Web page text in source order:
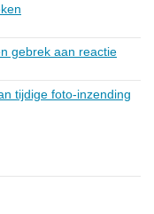
gebrek aan reactie
tijdige foto-inzending